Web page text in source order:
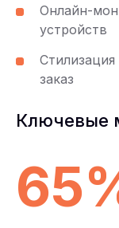
Онлайн-
устройств
заказ
Ключевые